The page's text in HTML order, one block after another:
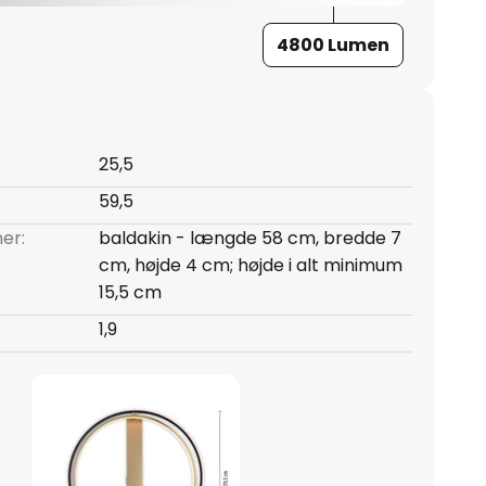
4800 Lumen
25,5
59,5
baldakin - længde 58 cm, bredde 7
cm, højde 4 cm; højde i alt minimum
15,5 cm
1,9